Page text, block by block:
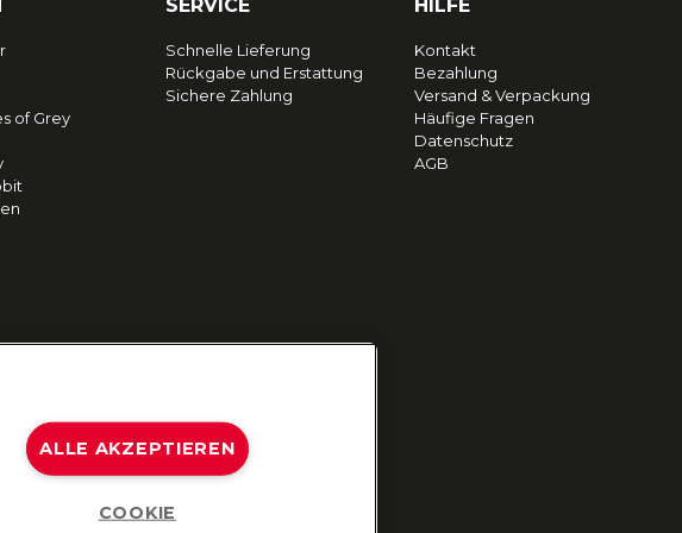
of Grey
SERVICE
Schnelle Lieferung
Rückgabe und Erstattung
Sichere Zahlung
HILFE
Kontakt
Bezahlung
Versand & Verpackung
Häufige Fragen
Datenschutz
AGB
ALLE AKZEPTIEREN
COOKIE